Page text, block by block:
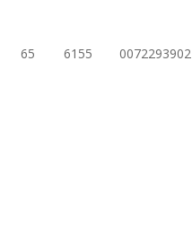
65 6155 0072293902